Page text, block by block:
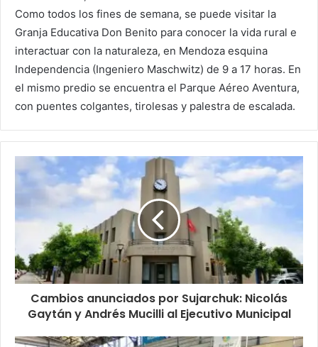
Como todos los fines de semana, se puede visitar la
Granja Educativa Don Benito para conocer la vida rural e
interactuar con la naturaleza, en Mendoza esquina
Independencia (Ingeniero Maschwitz) de 9 a 17 horas. En
el mismo predio se encuentra el Parque Aéreo Aventura,
con puentes colgantes, tirolesas y palestra de escalada.
Cambios anunciados por Sujarchuk: Nicolás
Gaytán y Andrés Mucilli al Ejecutivo Municipal